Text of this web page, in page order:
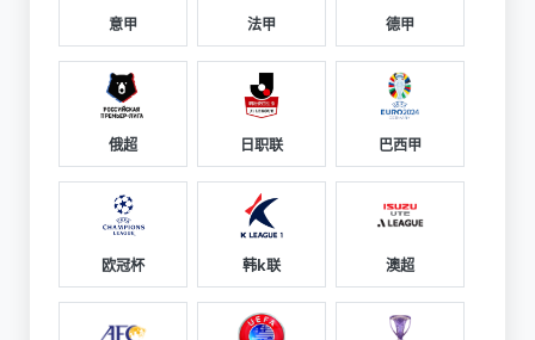
意甲 法甲 德甲
俄超 日职联 巴西甲
欧冠杯 韩k联 澳超